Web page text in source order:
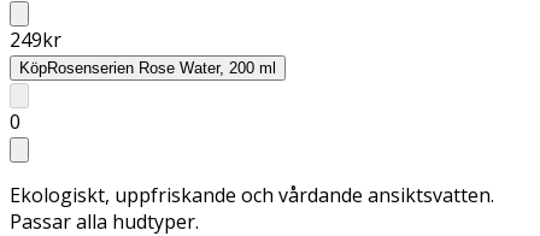
249kr
KöpRosenserien Rose Water, 200 ml
0
Ekologiskt, uppfriskande och vårdande ansiktsvatten.
Passar alla hudtyper.